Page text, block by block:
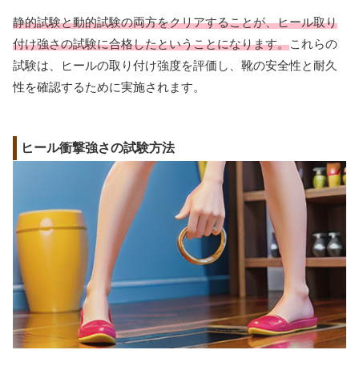
静的試験と動的試験の両方をクリアすることが、ヒール取り
付け強さの試験に合格したということになります。これらの
試験は、ヒールの取り付け強度を評価し、靴の安全性と耐久
性を確認するために実施されます。
ヒール衝撃強さの試験方法